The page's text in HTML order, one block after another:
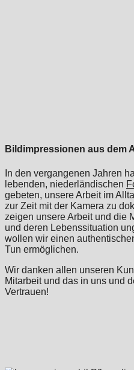
Bildimpressionen aus dem
In den vergangenen Jahren
lebenden, niederländischen
gebeten, unsere Arbeit im
zur Zeit mit der Kamera zu
zeigen unsere Arbeit und die
und deren Lebenssituation
wollen wir einen
Tun ermöglichen.
Wir danken allen unseren
Mitarbeit und das in uns und
Vertrauen!